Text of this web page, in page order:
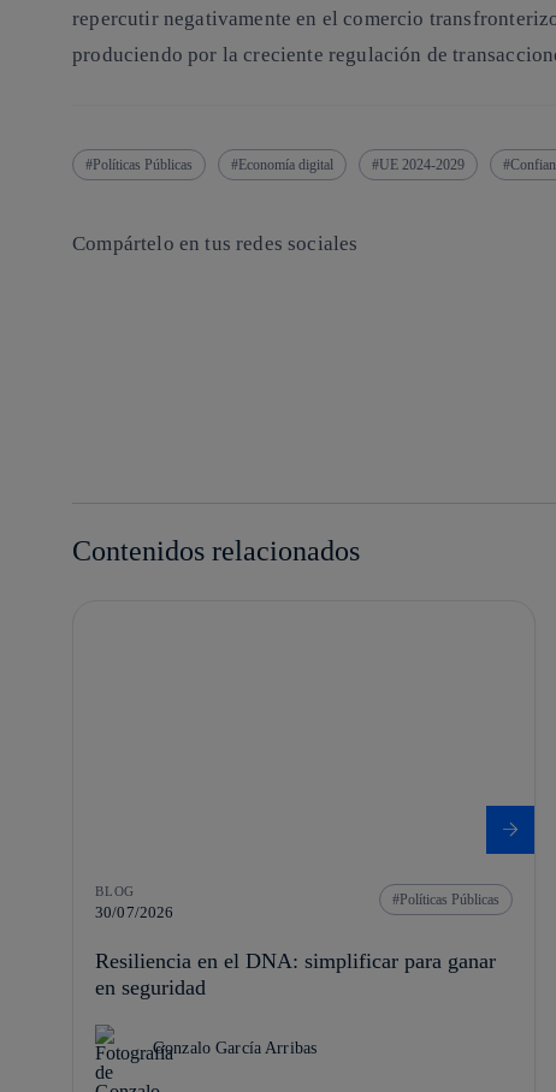
repercutir negativamente en el comercio
produciendo por la creciente regulación de
Políticas Públicas Economía digital UE 2024-2029
Compártelo en tus redes sociales
Contenidos relacionados
BLOG
30/07/2026
Políticas Públicas
Resiliencia en el DNA: simplificar para ganar
en seguridad
Gonzalo García Arribas